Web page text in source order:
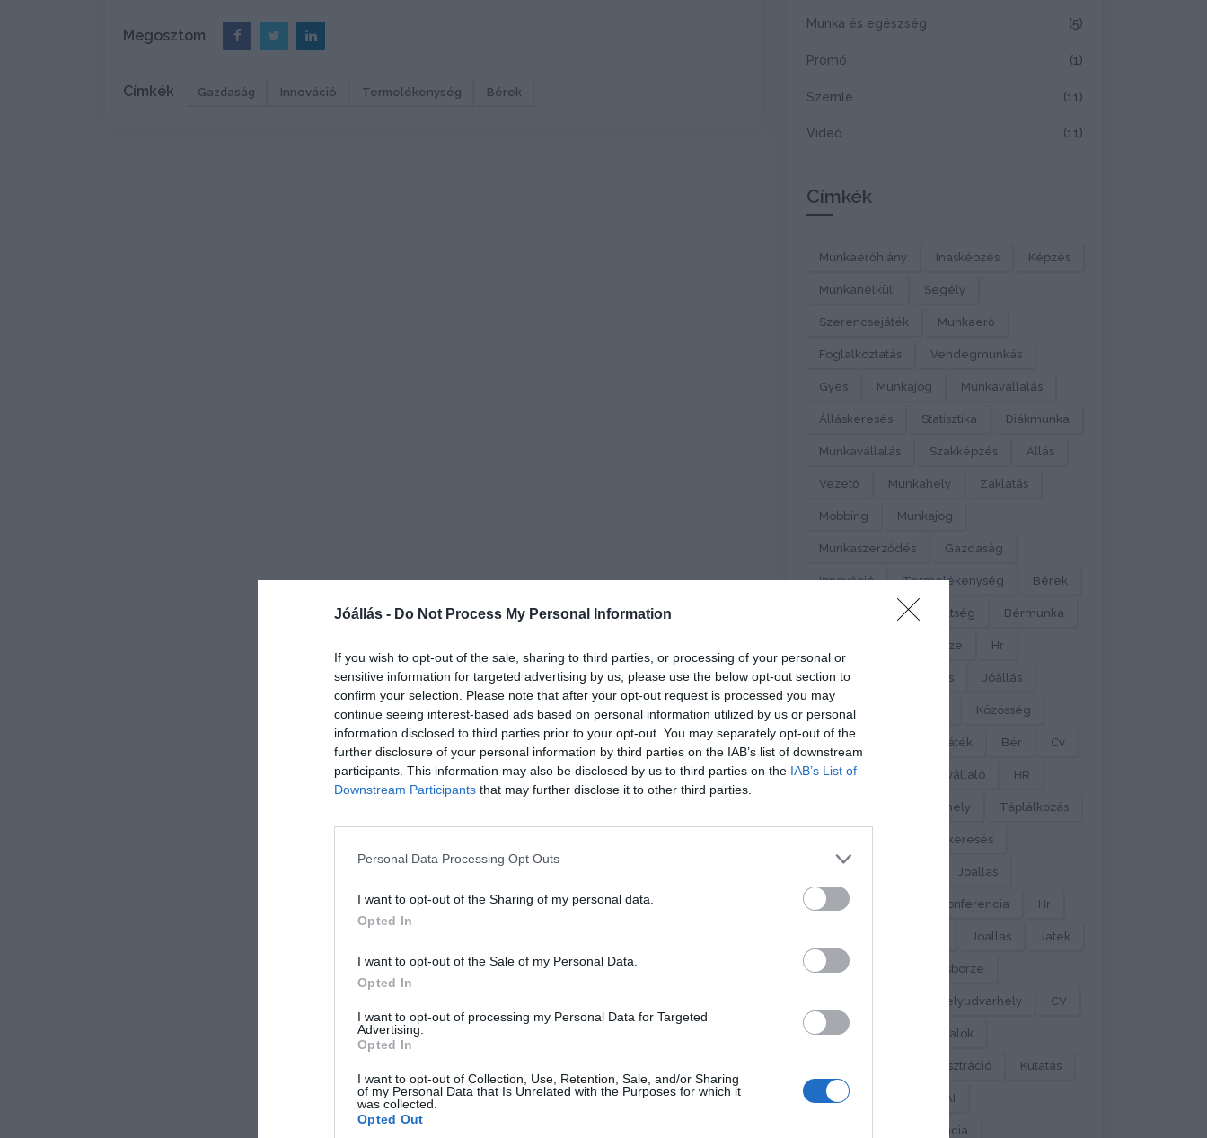
Jóállás - Do Not Process My Personal Information
If you wish to opt-out of the sale, sharing to third parties, or processing of your personal or
sensitive information for targeted advertising by us, please use the below opt-out section to
confirm your selection. Please note that after your opt-out request is processed you may
continue seeing interest-based ads based on personal information utilized by us or personal
information disclosed to third parties prior to your opt-out. You may separately opt-out of the
further disclosure of your personal information by third parties on the IAB’s list of downstream
participants. This information may also be disclosed by us to third parties on the IAB’s List of
Downstream Participants that may further disclose it to other third parties.
Personal Data Processing Opt Outs
I want to opt-out of the Sharing of my personal data.
Opted In
I want to opt-out of the Sale of my Personal Data.
Opted In
I want to opt-out of processing my Personal Data for Targeted
Advertising.
Opted In
I want to opt-out of Collection, Use, Retention, Sale, and/or Sharing
of my Personal Data that Is Unrelated with the Purposes for which it
was collected.
Opted Out
Megosztom
Címkék Gazdaság Innováció Termelékenység Bérek
Munka és egészség (5)
Promó (1)
Szemle (11)
Videó (11)
Címkék
Munkaerőhiány Inasképzés Képzés
Munkanélküli Segély
Szerencsejáték Munkaerő
Foglalkoztatás Vendégmunkás
Gyes Munkajog Munkavállalás
Álláskeresés Statisztika Diákmunka
Munkavállalás Szakképzés Állás
Vezető Munkahely Zaklatás
Mobbing Munkajog
Munkaszerződés Gazdaság
Innováció Termelékenység Bérek
Bérköltség Bérmunka
Állásbörze Hr
Statisztika Elemzés Jóállás
Állásportál Közösség
Játék Bér Cv
Önéletrajz Munkavállaló HR
Munkahely Táplálkozás
Álláskeresés
Joallas
PontKom Online Konferencia Hr
Joallas Jatek
Allashirdetes Allasborze
Szekelyudvarhely CV
Munkaerőpiac Fiatalok
Regisztráció Kutatás
Végzősök AI
Mesterséges Intelligencia